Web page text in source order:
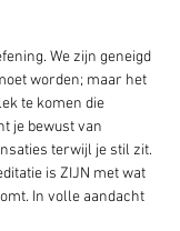
We zijn geneigd
worden; maar het
te komen die
je bewust van
terwijl je stil zit.
is ZIJN met wat
In volle aandacht